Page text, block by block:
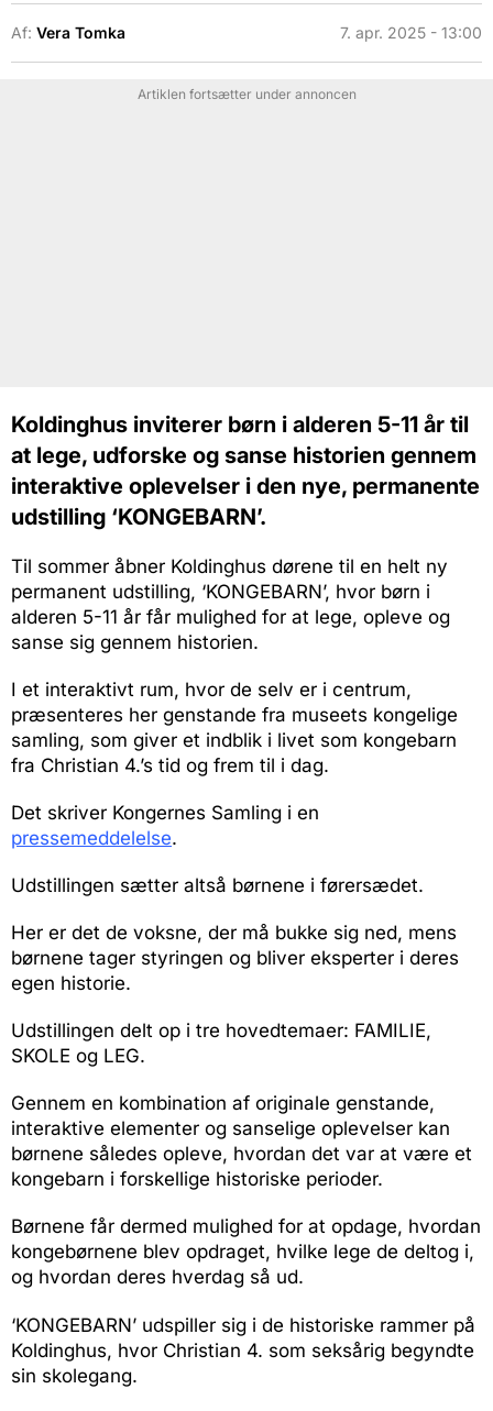
Af: Vera Tomka 7. apr. 2025 - 13:00
Artiklen fortsætter under annoncen
Koldinghus inviterer børn i alderen 5-11 år til
at lege, udforske og sanse historien gennem
interaktive oplevelser i den nye, permanente
udstilling ‘KONGEBARN’.
Til sommer åbner Koldinghus dørene til en helt ny
permanent udstilling, ‘KONGEBARN’, hvor børn i
alderen 5-11 år får mulighed for at lege, opleve og
sanse sig gennem historien.
I et interaktivt rum, hvor de selv er i centrum,
præsenteres her genstande fra museets kongelige
samling, som giver et indblik i livet som kongebarn
fra Christian 4.’s tid og frem til i dag.
Det skriver Kongernes Samling i en
pressemeddelelse.
Udstillingen sætter altså børnene i førersædet.
Her er det de voksne, der må bukke sig ned, mens
børnene tager styringen og bliver eksperter i deres
egen historie.
Udstillingen delt op i tre hovedtemaer: FAMILIE,
SKOLE og LEG.
Gennem en kombination af originale genstande,
interaktive elementer og sanselige oplevelser kan
børnene således opleve, hvordan det var at være et
kongebarn i forskellige historiske perioder.
Børnene får dermed mulighed for at opdage, hvordan
kongebørnene blev opdraget, hvilke lege de deltog i,
og hvordan deres hverdag så ud.
‘KONGEBARN’ udspiller sig i de historiske rammer på
Koldinghus, hvor Christian 4. som seksårig begyndte
sin skolegang.